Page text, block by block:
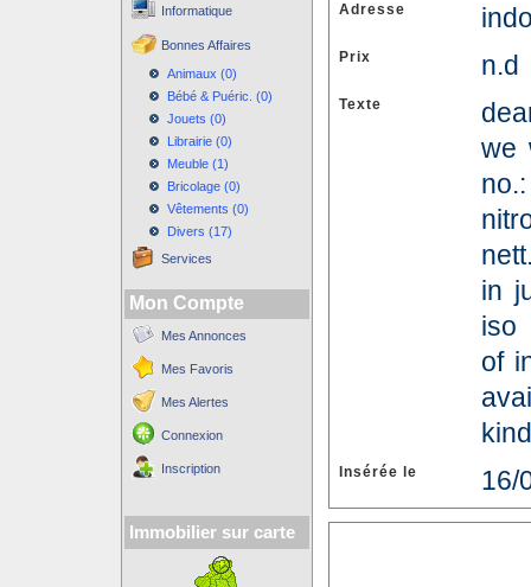
Informatique
Bonnes Affaires
Animaux (0)
Bébé & Puéric. (0)
Jouets (0)
Librairie (0)
Meuble (1)
Bricolage (0)
Vêtements (0)
Divers (17)
Services
Mon Compte
Mes Annonces
Mes Favoris
Mes Alertes
Connexion
Inscription
Immobilier sur carte
Adresse
Prix
Texte
we
in
iso
of
Insérée le 16/